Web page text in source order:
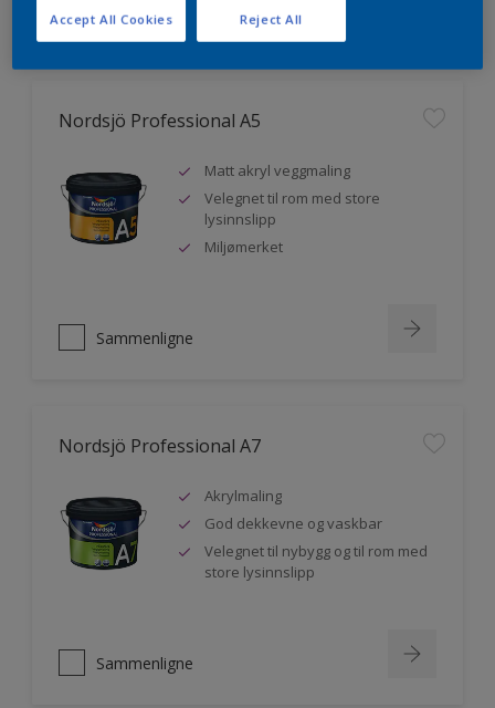
Sammenligne
Nordsjö Professional A5
Matt akryl veggmaling
Velegnet til rom med store
lysinnslipp
Miljømerket
Sammenligne
Nordsjö Professional A7
Akrylmaling
God dekkevne og vaskbar
Velegnet til nybygg og til rom med
store lysinnslipp
Sammenligne
Reject All
Accept All Cookies